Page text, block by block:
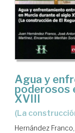
Agua y
poderosos
XVIII
(la
Hernández Franco,